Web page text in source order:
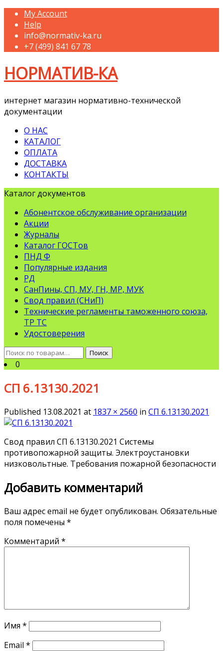
My Account
Help
info@normativ-ka.ru
+7 (499) 841 67 78
НОРМАТИВ-КА
интернет магазин нормативно-технической
документации
О НАС
КАТАЛОГ
ОПЛАТА
ДОСТАВКА
КОНТАКТЫ
Каталог документов
Абонентское обслуживание организации
Акции
Журналы
Каталог ГОСТов
ПНД Ф
Популярные издания
РД
СанПины, СП, МУ, ГН, МР, МУК
Свод правил (СНиП)
Технические регламенты таможенного союза,
ТР ТС
Удостоверения
Искать:
Поиск
0
СП 6.13130.2021
Published 13.08.2021 at 1837 × 2560 in СП 6.13130.2021
Свод правил СП 6.13130.2021 Системы
противопожарной защиты. Электроустановки
низковольтные. Требования пожарной безопасности
Добавить комментарий
Ваш адрес email не будет опубликован. Обязательные
поля помечены *
Комментарий *
Имя *
Email *